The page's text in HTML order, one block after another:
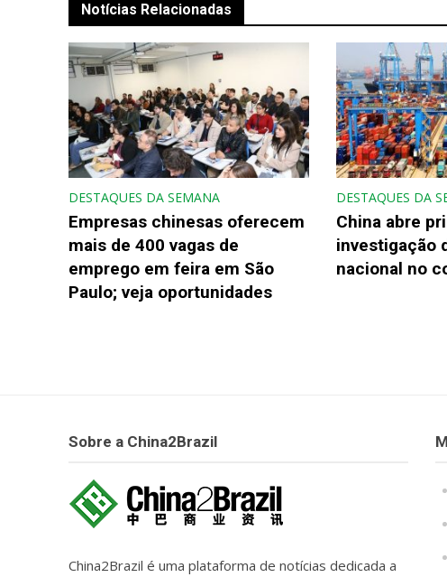
Notícias Relacionadas
DESTAQUES DA SEMANA
Empresas chinesas oferecem
mais de 400 vagas de
emprego em feira em São
Paulo; veja oportunidades
DESTAQUES DA
China abre
investigação
nacional no
Sobre a China2Brazil
China2Brazil é uma plataforma de notícias dedicada a